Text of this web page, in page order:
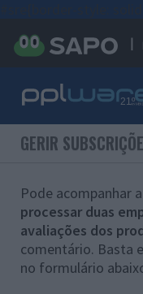
GERIR
Pode acompanhar
processar duas
avaliações dos
comentário. Basta
no formulário